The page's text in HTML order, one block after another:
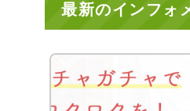
最新のインフォ